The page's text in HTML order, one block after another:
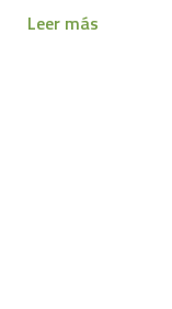
Leer más